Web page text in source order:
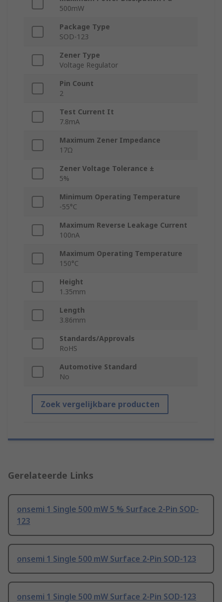
500mW
Package Type
SOD-123
Zener Type
Voltage Regulator
Pin Count
2
Test Current It
7.8mA
Maximum Zener Impedance
17Ω
Zener Voltage Tolerance ±
5%
Minimum Operating Temperature
-55°C
Maximum Reverse Leakage Current
100nA
Maximum Operating Temperature
150°C
Height
1.35mm
Length
3.86mm
Standards/Approvals
RoHS
Automotive Standard
No
Zoek vergelijkbare producten
Gerelateerde Links
onsemi 1 Single 500 mW 5 % Surface 2-Pin SOD-
123
onsemi 1 Single 500 mW Surface 2-Pin SOD-123
onsemi 1 Single 500 mW Surface 2-Pin SOD-123